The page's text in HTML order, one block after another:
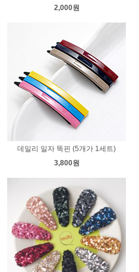
2,000원
데일리 일자 똑핀 (5개가 1세트)
3,800원